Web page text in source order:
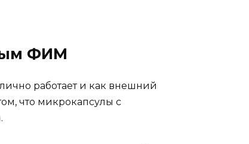
ФИМ
работает и как внешний
что микрокапсулы с